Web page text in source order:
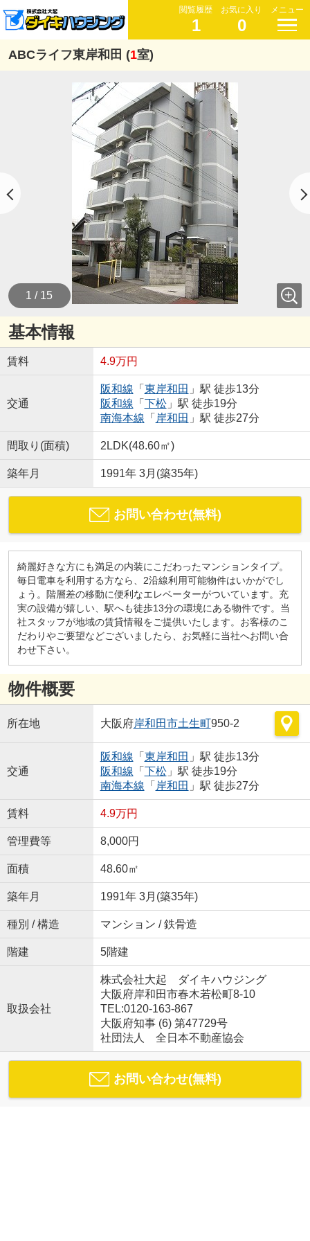
閲覧履歴
1
お気に入り
0
メニュー
ABCライフ東岸和田 (1室)
1 / 15
基本情報
賃料 4.9万円
交通
阪和線 「 東岸和田 」駅 徒歩13分
阪和線 「 下松」駅 徒歩19分
南海本線 「 岸和田 」駅 徒歩27分
間取り(面積) 2LDK(48.60㎡)
築年月 1991年 3月(築35年)
お問い合わせ(無料)
綺麗好きな方にも満足の内装にこだわったマンションタイプ。
毎日電車を利用する方なら、2沿線利用可能物件はいかがでし
ょう。階層差の移動に便利なエレベーターがついています。充
実の設備が嬉しい、駅へも徒歩13分の環境にある物件です。当
社スタッフが地域の賃貸情報をご提供いたします。お客様のこ
だわりやご要望などございましたら、お気軽に当社へお問い合
わせ下さい。
物件概要
所在地 大阪府岸和田市土生町950-2
交通
阪和線 「 東岸和田 」駅 徒歩13分
阪和線 「 下松」駅 徒歩19分
南海本線 「 岸和田 」駅 徒歩27分
賃料 4.9万円
管理費等 8,000円
面積 48.60㎡
築年月 1991年 3月(築35年)
種別 / 構造 マンション / 鉄骨造
階建 5階建
取扱会社
株式会社大起 ダイキハウジング
大阪府岸和田市春木若松町8-10
TEL:0120-163-867
大阪府知事 (6) 第47729号
社団法人 全日本不動産協会
お問い合わせ(無料)